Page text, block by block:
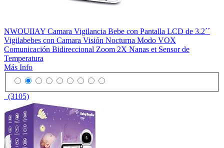
NWOUIIAY Camara Vigilancia Bebe con Pantalla LCD de 3.2´´
Vigilabebes con Camara Visión Nocturna Modo VOX
Comunicación Bidireccional Zoom 2X Nanas et Sensor de
Temperatura
Más Info
(3105)